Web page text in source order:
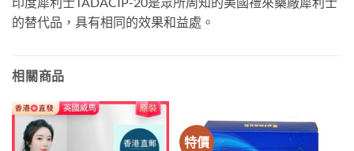
的替代品，具有相同的效果和益處。
相關商品
特價